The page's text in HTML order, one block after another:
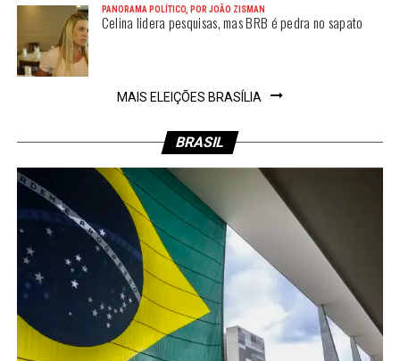
PANORAMA POLÍTICO, POR JOÃO ZISMAN
Celina lidera pesquisas, mas BRB é pedra no sapato
MAIS ELEIÇÕES BRASÍLIA
BRASIL